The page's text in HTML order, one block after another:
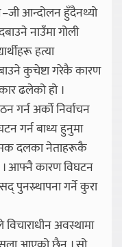
आन्दोलन हुँदैनथ्यो
नाउँमा गोली
हत्या
कुचेष्टा गरेकै कारण
ढलेको हो ।
गर्न अर्को निर्वाचन
गर्न बाध्य हुनुमा
दलका नेताहरूकै
। आफ्नै कारण विघटन
गर्ने कुरा
अवस्थामा